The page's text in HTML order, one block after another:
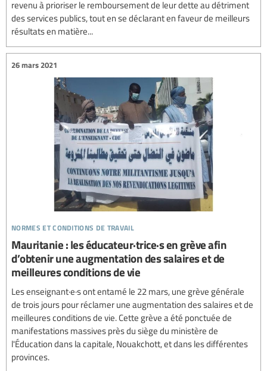
revenu à prioriser le remboursement de leur dette au détriment
des services publics, tout en se déclarant en faveur de meilleurs
résultats en matière...
normes et conditions de travail
26 mars 2021
Mauritanie : les éducateur·trice·s en grève afin
d’obtenir une augmentation des salaires et de
meilleures conditions de vie
Les enseignant·e·s ont entamé le 22 mars, une grève générale
de trois jours pour réclamer une augmentation des salaires et de
meilleures conditions de vie. Cette grève a été ponctuée de
manifestations massives près du siège du ministère de
l'Éducation dans la capitale, Nouakchott, et dans les différentes
provinces.